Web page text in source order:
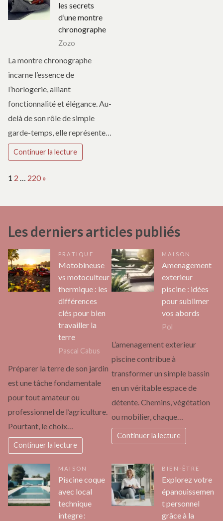
les secrets
d’une montre
chronographe
Zozo
La montre chronographe
incarne l’essence de
l’horlogerie, alliant
fonctionnalité et élégance. Au-
delà de son rôle de simple
garde-temps, elle représente…
Continuer la lecture
Page:
1 2 220 Next
»
Les derniers articles publiés
PRATIQUE
Motobineuse
vs motoculteur
thermique : les
différences
clés pour bien
travailler la
terre
Pascal Cabus
Préparer la terre de son jardin
est une tâche fondamentale
pour tout amateur ou
professionnel de l’agriculture.
Pourtant, le choix…
Continuer la lecture
MAISON
Amenagement
exterieur
piscine : idées
pour sublimer
vos abords
Pol
L’amenagement exterieur
piscine contribue à
transformer un simple bassin
en un véritable espace de
détente. Chemins, végétation
ou mobilier, chaque…
Continuer la lecture
MAISON
Piscine coque
avec local
technique
integre :
BIEN-ÊTRE
Explorez votre
épanouissemen
t personnel
grâce à la